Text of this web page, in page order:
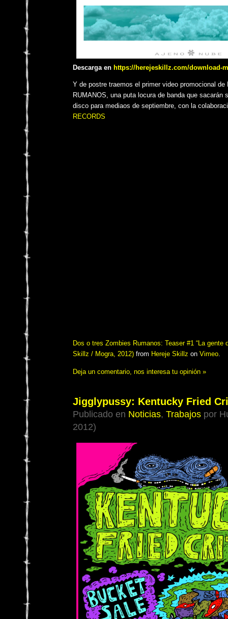
Descarga en https://herejeskillz.com/download-
Y de postre traemos el primer video promocional
RUMANOS, una puta locura de banda que sacarán
disco para mediaos de septiembre, con la
RECORDS
Dos o tres Zombies Rumanos: Teaser #1 “La gente
Skillz / Mogra, 2012)from Hereje Skillz on Vimeo.
Deja un comentario, nos interesa tu opinión »
Jigglypussy: Kentucky Fried
Publicado en Noticias, Trabajospor
2012)